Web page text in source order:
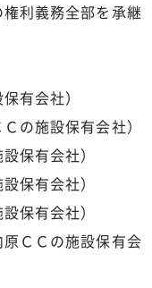
利義務全部を承継
有会社）
の施設保有会社）
保有会社）
保有会社）
保有会社）
ＣＣの施設保有会